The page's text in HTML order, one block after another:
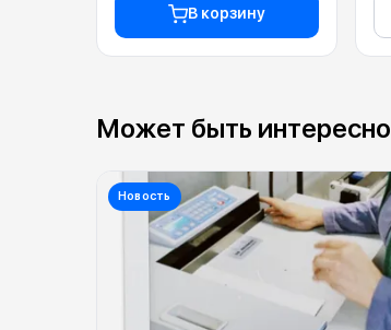
В корзину
Может быть интересно
Новость